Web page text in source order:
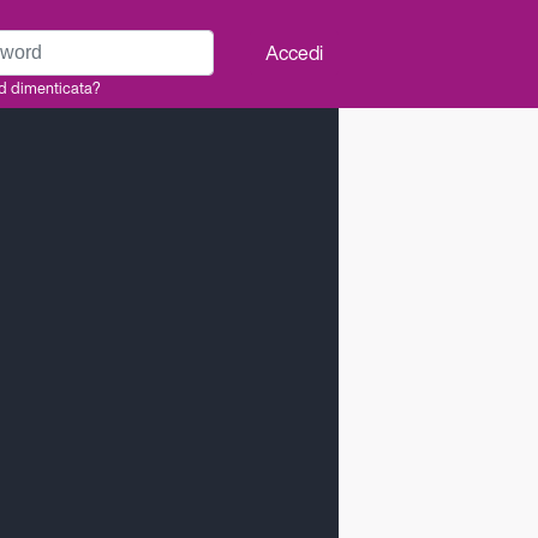
dimenticata?
Accedi